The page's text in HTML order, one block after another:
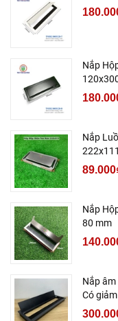
Nắp
Nắp
Nắp
80 mm
Nắp
Có